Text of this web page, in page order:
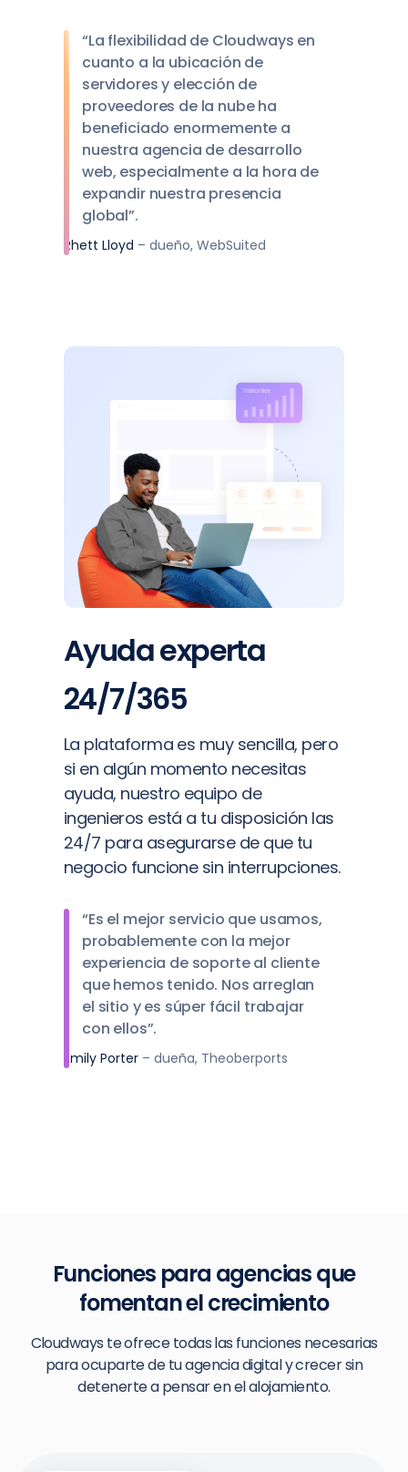
“La flexibilidad de Cloudways en
cuanto a la ubicación de
servidores y elección de
proveedores de la nube ha
beneficiado enormemente a
nuestra agencia de desarrollo
web, especialmente a la hora de
expandir nuestra presencia
global”.
Rhett Lloyd – dueño, WebSuited
Ayuda experta
24/7/365
La plataforma es muy sencilla, pero
si en algún momento necesitas
ayuda, nuestro equipo de
ingenieros está a tu disposición las
24/7 para asegurarse de que tu
negocio funcione sin interrupciones.
“Es el mejor servicio que usamos,
probablemente con la mejor
experiencia de soporte al cliente
que hemos tenido. Nos arreglan
el sitio y es súper fácil trabajar
con ellos”.
Emily Porter – dueña, Theoberports
Funciones para agencias que
fomentan el crecimiento
Cloudways te ofrece todas las funciones necesarias
para ocuparte de tu agencia digital y crecer sin
detenerte a pensar en el alojamiento.